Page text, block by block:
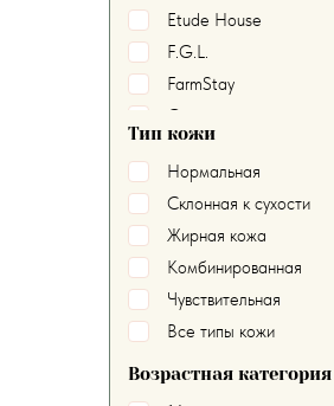
Etude House
F.G.L.
FarmStay
Grace
HCHANA
HEIMISH
HOSHI
HYMEYS
IMAGES
ISME
JIGOTT
Тип кожи
Нормальная
Склонная к сухости
Жирная кожа
Комбинированная
Чувствительная
Все типы кожи
Возрастная категория